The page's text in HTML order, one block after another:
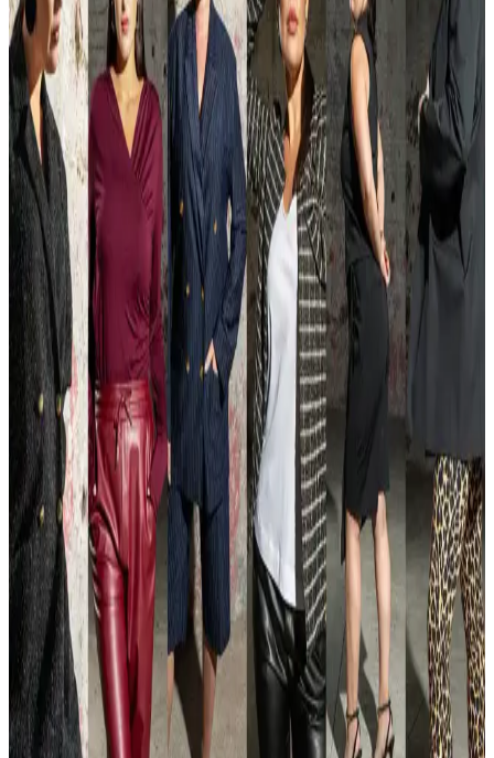
Açık Paça Eşofman Modelleri: Alternatif Markalar
ve Tercih Kriterleri
Açık paça eşofmanlar, bacaklarda rahatlık ve bol görünüm sunar.
Champion, Uniqlo, Nike gibi markalar uygun fiyat ve farklı kesim
seçenekleriyle öne çıkar. Tercihler fiyat ve stil dengesiyle şekillenir.
Kadın Modasında İş Ortamına Uyum Sağlama ve
Günlük Stil Çözümleri
Finans sektöründe kadınlar için sportif ve şık iş kıyafetleri, band
tişörtleriyle olgun kombinler ve soğuk havalarda uygun dış giyim ve
ayakkabı tercihleri ele alınıyor.
Yaz Aylarında İş Yerinde Tişörtü Pantolonun İçine
Sokmadan Şık ve Rahat Giyinme Yöntemleri
Yaz aylarında iş yerinde tişörtü pantolonun içine sokmadan giymek
isteyenler için gömlek kesimi, kumaş seçimi ve pantolon yüksekliği
gibi önemli detaylar profesyonel ve rahat görünüm sağlar.
Bol Giysilerle Kum Saati Vücut Tipine Uygun Şık ve
Dengeli Stil Önerileri
Kum saati vücut tipine sahipler için bol giysilerde şık ve dengeli
görünmenin yolları, kumaş seçimi, bel vurgusu ve kombin
teknikleriyle anlatılıyor. Stil önerileriyle rahatlık ve estetik bir
görünüm sağlanabilir.
Rahat ve Şık Giyinmenin Yolları: Kumaş, Kesim ve
Stil Önerileriyle Dengeli Kombinler
Rahat ve şık giyinmek için doğru kumaş seçimi ve kesim önemlidir.
Esnek, yumuşak kumaşlar ve uygun kesimler konforu artırırken,
stilinizi tamamlayan aksesuarlar görünümünüzü güçlendirir.